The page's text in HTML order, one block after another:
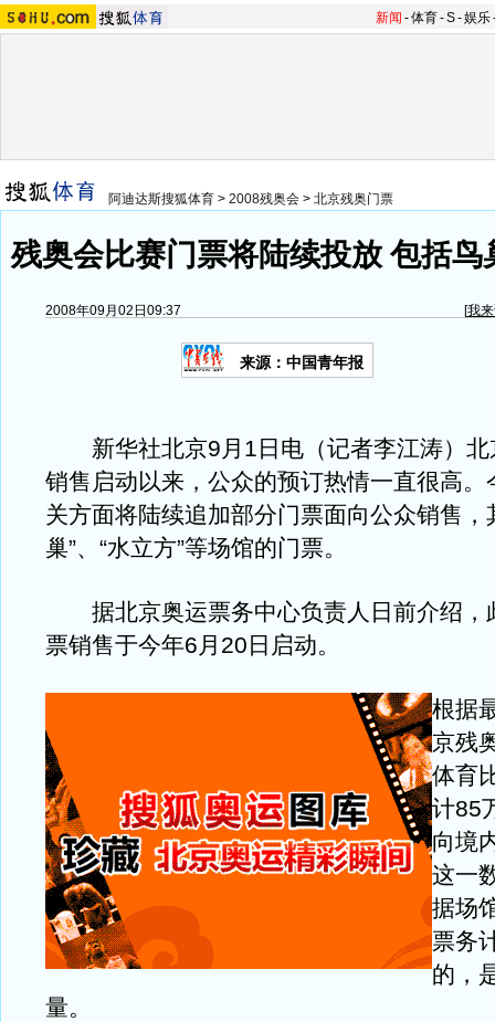
新闻 -体育-S-娱乐
阿迪达斯搜狐体育 > 2008残奥会 > 北京残奥门票
残奥会比赛门票将陆续投放 包括鸟
2008年09月02日09:37 [我
来源：中国青年报
新华社北京9月1日电（记者李江涛）北
销售启动以来，公众的预订热情一直很高。
关方面将陆续追加部分门票面向公众销售，
巢”、“水立方”等场馆的门票。
据北京奥运票务中心负责人日前介绍，
票销售于今年6月20日启动。
根据
京残
体育
计85
向境
这一
据场
票务
的，
量。